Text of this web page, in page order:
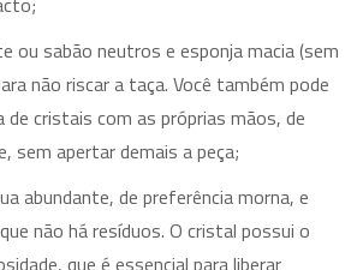
ou sabão neutros e esponja macia (sem
não riscar a taça. Você também pode
de cristais com as próprias mãos, de
sem apertar demais a peça;
abundante, de preferência morna, e
não há resíduos. O cristal possui o